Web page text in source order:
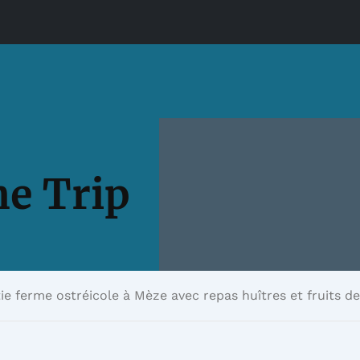
Trip
ferme ostréicole à Mèze avec repas huîtres et fruits